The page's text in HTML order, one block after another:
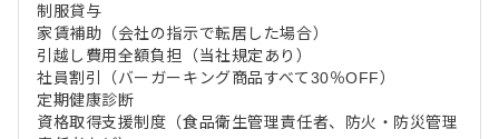
制服貸与
家賃補助（会社の指示で転居した場合）
引越し費用全額負担（当社規定あり）
社員割引（バーガーキング商品すべて30％OFF）
定期健康診断
資格取得支援制度（食品衛生管理責任者、防火・防災管理